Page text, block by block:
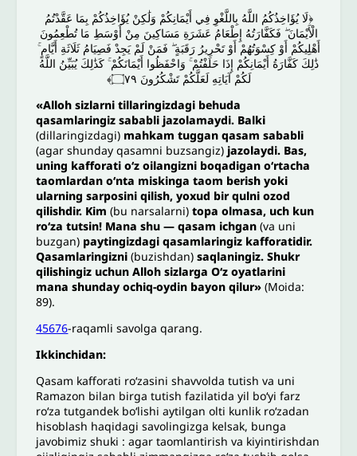
﴿لَا يُؤَاخِذُكُمُ اللَّهُ بِاللَّغْوِ فِي أَيْمَانِكُمْ وَلَٰكِنْ يُؤَاخِذُكُمْ بِمَا عَقَّدْتُمُ
الْأَيْمَانَ ۖ فَكَفَّارَتُهُ إِطْعَامُ عَشَرَةِ مَسَاكِينَ مِنْ أَوْسَطِ مَا تُطْعِمُونَ
أَهْلِيكُمْ أَوْ كِسْوَتُهُمْ أَوْ تَحْرِيرُ رَقَبَةٍ ۖ فَمَنْ لَمْ يَجِدْ فَصِيَامُ ثَلَاثَةِ أَيَّامٍ ۚ
ذَٰلِكَ كَفَّارَةُ أَيْمَانِكُمْ إِذَا حَلَفْتُمْ ۚ وَاحْفَظُوا أَيْمَانَكُمْ ۚ كَذَٰلِكَ يُبَيِّنُ اللَّهُ
لَكُمْ آيَاتِهِ لَعَلَّكُمْ تَشْكُرُونَ ۝٧٩﴾
«Alloh sizlarni tillaringizdagi behuda
qasamlaringiz sababli jazolamaydi. Balki
(dillaringizdagi) mahkam tuggan qasam sababli
(agar shunday qasamni buzsangiz) jazolaydi. Bas,
uning kafforati o‘z oilangizni boqadigan o‘rtacha
taomlardan o‘nta miskinga taom berish yoki
ularning sarposini qilish, yoxud bir qulni ozod
qilishdir. Kim(bu narsalarni)topa olmasa, uch kun
ro‘za tutsin! Mana shu — qasam ichgan (va uni
buzgan) paytingizdagi qasamlaringiz kafforatidir.
Qasamlaringizni (buzishdan)saqlaningiz. Shukr
qilishingiz uchun Alloh sizlarga O‘z oyatlarini
mana shunday ochiq-oydin bayon qilur» (Moida:
89).
45676-raqamli savolga qarang.
Ikkinchidan:
Qasam kafforati ro‘zasini shavvolda tutish va uni
Ramazon bilan birga tutish fazilatida yil bo‘yi farz
ro‘za tutgandek bo‘lishi aytilgan olti kunlik ro‘zadan
hisoblash haqidagi savolingizga kelsak, bunga
javobimiz shuki : agar taomlantirish va kiyintirishdan